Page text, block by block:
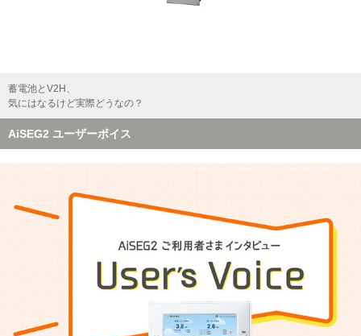
蓄電池とV2H、
気にはなるけど実際どうなの？
AiSEG2 ユーザーボイス